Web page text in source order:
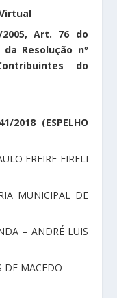
Art. 76 do
Resolução nº
do
(ESPELHO
FREIRE EIRELI
MUNICIPAL DE
– ANDRÉ LUIS
DE MACEDO